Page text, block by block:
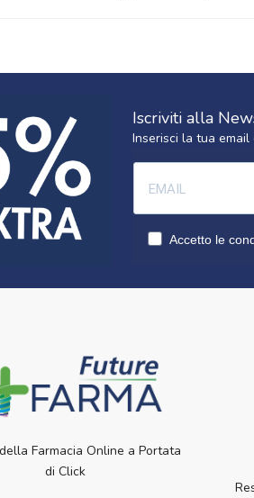
Iscriviti alla
Inserisci la tua
Accetto le
Farmacia Online a Portata
di Click